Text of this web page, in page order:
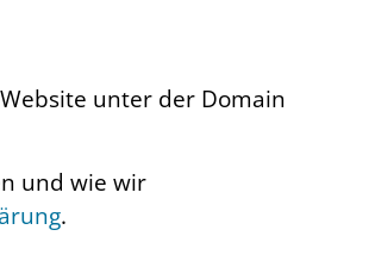
unter der Domain
und wie wir
.